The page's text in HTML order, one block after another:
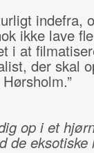
indefra,
ikke lave
i at
der skal
op i et
de eksotiske